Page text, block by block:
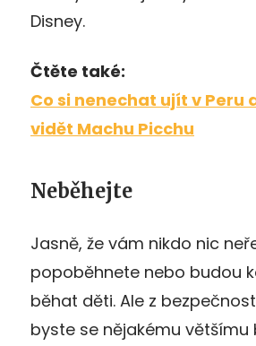
Disney.
Čtěte také:
Co si nenechat ujít v Peru
vidět Machu Picchu
Neběhejte
Jasně, že vám nikdo nic
popoběhnete nebo budou
běhat děti. Ale z
byste se nějakému většímu